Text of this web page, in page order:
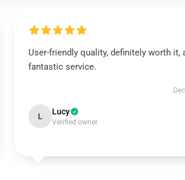
User-friendly quality, definitely worth it,
fantastic service.
L Lucy
Verified owner